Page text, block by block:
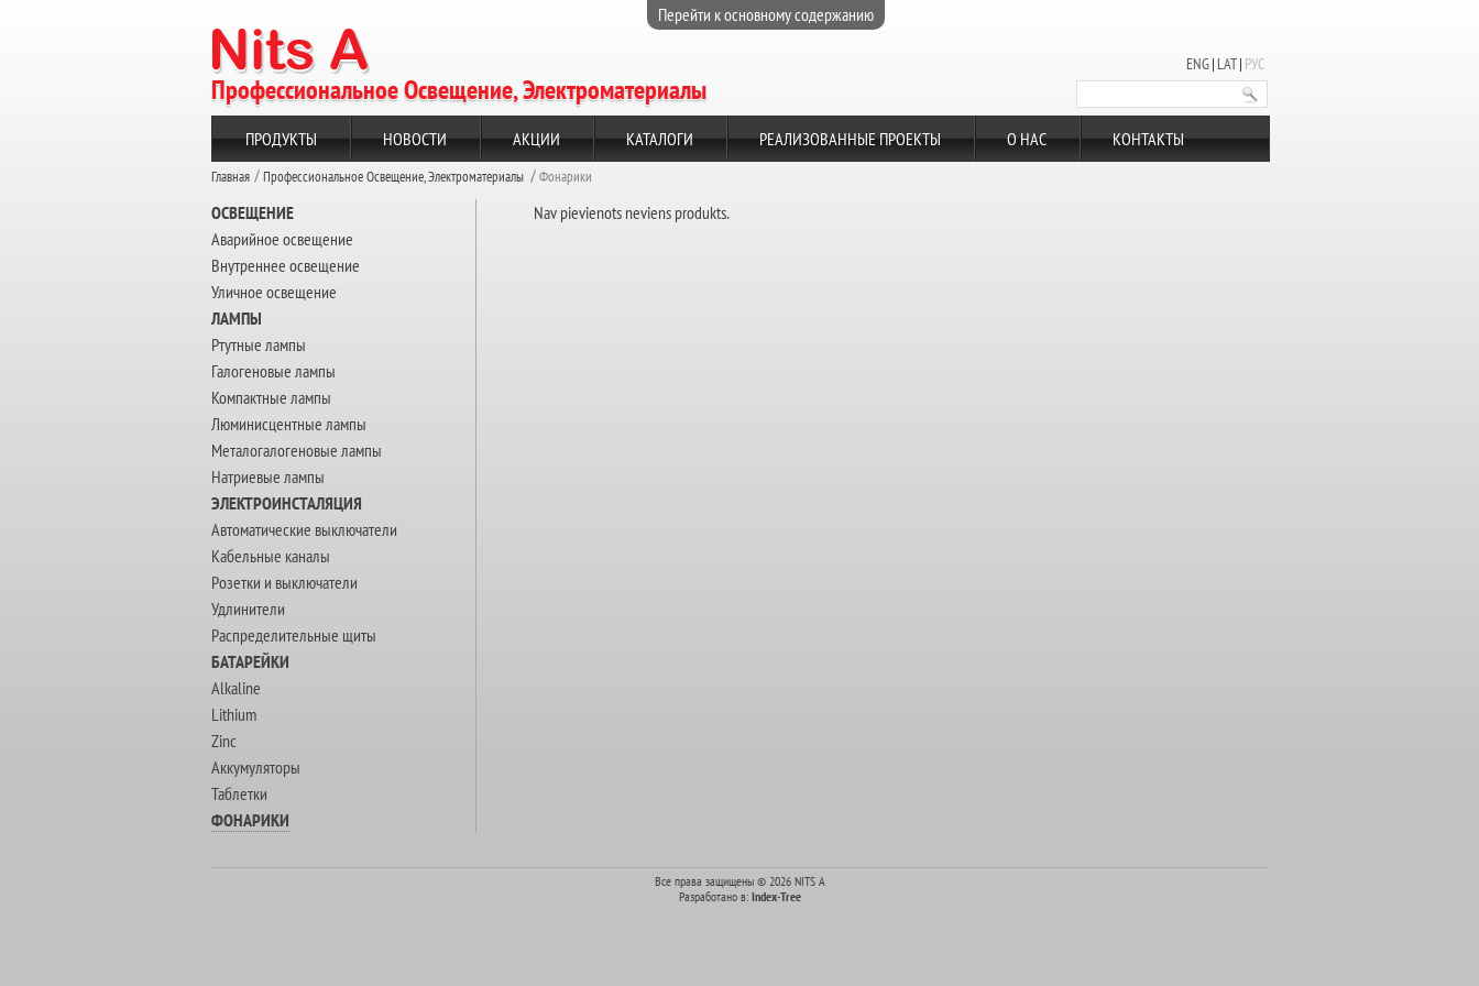
Перейти к основному содержанию
Профессиональное Освещение, Электроматериалы
ENG LAT РУС
ПРОДУКТЫ НОВОСТИ АКЦИИ КАТАЛОГИ РЕАЛИЗОВАННЫЕ ПРОЕКТЫ О НАС КОНТАКТЫ
Главная Профессиональное Освещение, Электроматериалы Фонарики
ОСВЕЩЕНИЕ
Аварийное освещение
Внутреннее освещение
Уличное освещение
ЛАМПЫ
Ртутные лампы
Галогеновые лампы
Компактные лампы
Люминисцентные лампы
Металогалогеновые лампы
Натриевые лампы
ЭЛЕКТРОИНСТАЛЯЦИЯ
Автоматические выключатели
Кабельные каналы
Розетки и выключатели
Удлинители
Распределительные щиты
БАТАРЕЙКИ
Alkaline
Lithium
Zinc
Аккумуляторы
Таблетки
ФОНАРИКИ
Nav pievienots neviens produkts.
Все права защищены © 2026 NITS A
Разработано в: Index-Tree